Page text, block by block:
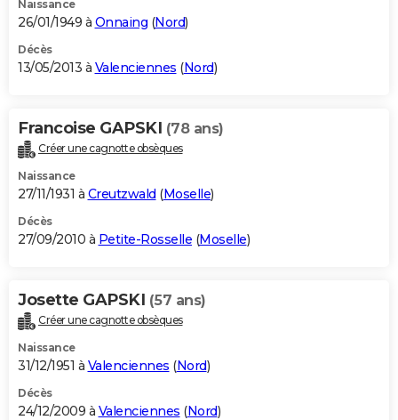
Naissance
26/01/1949 à Onnaing (Nord)
Décès
13/05/2013 à Valenciennes (Nord)
Francoise GAPSKI (78 ans)
Créer une cagnotte obsèques
Naissance
27/11/1931 à Creutzwald (Moselle)
Décès
27/09/2010 à Petite-Rosselle (Moselle)
Josette GAPSKI (57 ans)
Créer une cagnotte obsèques
Naissance
31/12/1951 à Valenciennes (Nord)
Décès
24/12/2009 à Valenciennes (Nord)